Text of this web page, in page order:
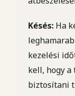
Késés: Ha
kezelési
kell, hogy a
biztosítani